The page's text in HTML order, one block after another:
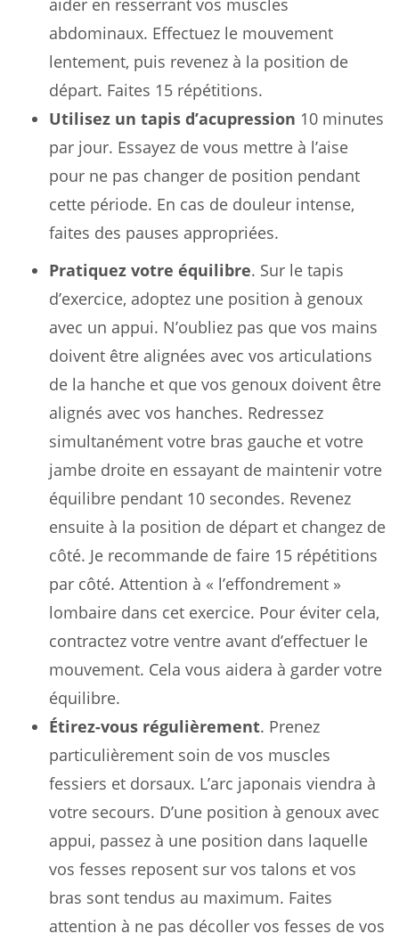
abdominaux. Effectuez le mouvement
lentement, puis revenez à la position de
départ. Faites 15 répétitions.
Utilisez un tapis d’acupression 10 minutes
par jour. Essayez de vous mettre à l’aise
pour ne pas changer de position pendant
cette période. En cas de douleur intense,
faites des pauses appropriées.
Pratiquez votre équilibre. Sur le tapis
d’exercice, adoptez une position à genoux
avec un appui. N’oubliez pas que vos mains
doivent être alignées avec vos articulations
de la hanche et que vos genoux doivent être
alignés avec vos hanches. Redressez
simultanément votre bras gauche et votre
jambe droite en essayant de maintenir votre
équilibre pendant 10 secondes. Revenez
ensuite à la position de départ et changez de
côté. Je recommande de faire 15 répétitions
par côté. Attention à « l’effondrement »
lombaire dans cet exercice. Pour éviter cela,
contractez votre ventre avant d’effectuer le
mouvement. Cela vous aidera à garder votre
équilibre.
Étirez-vous régulièrement. Prenez
particulièrement soin de vos muscles
fessiers et dorsaux. L’arc japonais viendra à
votre secours. D’une position à genoux avec
appui, passez à une position dans laquelle
vos fesses reposent sur vos talons et vos
bras sont tendus au maximum. Faites
attention à ne pas décoller vos fesses de vos